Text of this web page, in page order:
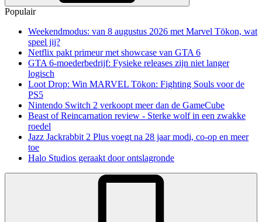
Populair
Weekendmodus: van 8 augustus 2026 met Marvel Tōkon, wat
speel jij?
Netflix pakt primeur met showcase van GTA 6
GTA 6-moederbedrijf: Fysieke releases zijn niet langer
logisch
Loot Drop: Win MARVEL Tōkon: Fighting Souls voor de
PS5
Nintendo Switch 2 verkoopt meer dan de GameCube
Beast of Reincarnation review - Sterke wolf in een zwakke
roedel
Jazz Jackrabbit 2 Plus voegt na 28 jaar modi, co-op en meer
toe
Halo Studios geraakt door ontslagronde